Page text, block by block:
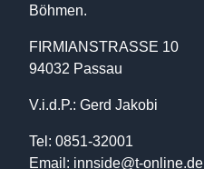
Böhmen.
FIRMIANSTRASSE 10
94032 Passau
V.i.d.P.: Gerd Jakobi
Tel: 0851-32001
Email: innside@t-online.de